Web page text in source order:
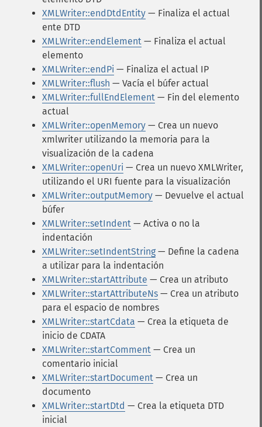
XMLWriter::endDtdEntity — Finaliza el actual
ente DTD
XMLWriter::endElement — Finaliza el actual
elemento
XMLWriter::endPi — Finaliza el actual IP
XMLWriter::flush — Vacía el búfer actual
XMLWriter::fullEndElement — Fin del elemento
actual
XMLWriter::openMemory — Crea un nuevo
xmlwriter utilizando la memoria para la
visualización de la cadena
XMLWriter::openUri — Crea un nuevo XMLWriter,
utilizando el URI fuente para la visualización
XMLWriter::outputMemory — Devuelve el actual
búfer
XMLWriter::setIndent — Activa o no la
indentación
XMLWriter::setIndentString — Define la cadena
a utilizar para la indentación
XMLWriter::startAttribute — Crea un atributo
XMLWriter::startAttributeNs — Crea un atributo
para el espacio de nombres
XMLWriter::startCdata — Crea la etiqueta de
inicio de CDATA
XMLWriter::startComment — Crea un
comentario inicial
XMLWriter::startDocument — Crea un
documento
XMLWriter::startDtd — Crea la etiqueta DTD
inicial